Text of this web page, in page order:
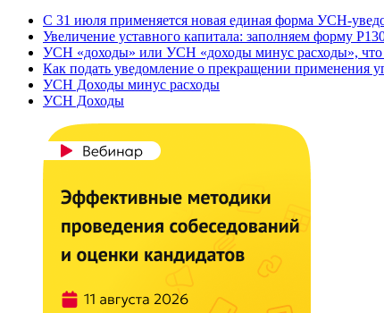
С 31 июля применяется новая единая форма УСН-
Увеличение уставного капитала: заполняем форму
УСН «доходы» или УСН «доходы минус расходы», что
Как подать уведомление о прекращении применения
УСН Доходы минус расходы
УСН Доходы